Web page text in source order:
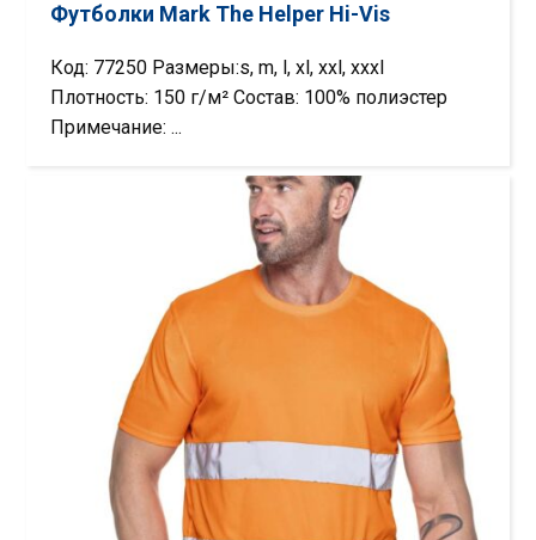
Футболки Mark The Helper Hi-Vis
Код: 77250 Размеры:s, m, l, xl, xxl, xxxl
Плотность: 150 г/м² Состав: 100% полиэстер
Примечание: ...